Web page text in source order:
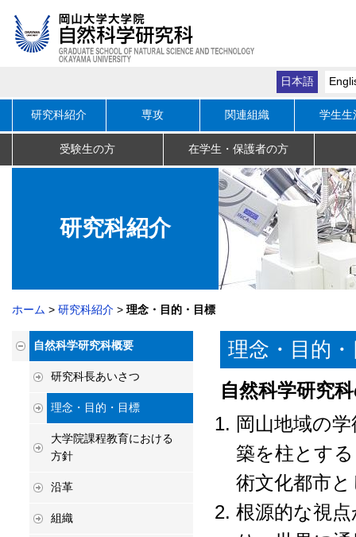
日本語
研究科紹介 専攻 関連組織 学生生
受験生の方 在学生・保護者の方
研究科紹介
ホーム 研究科紹介 理念・目的・目標
自然科学研究科概要
研究科長あいさつ
理念・目的・目標
大学院課程教育における
方針
沿革
組織
理念・目的
自然科学研究
岡山地域の
築を柱とす
術文化都市
根源的な視